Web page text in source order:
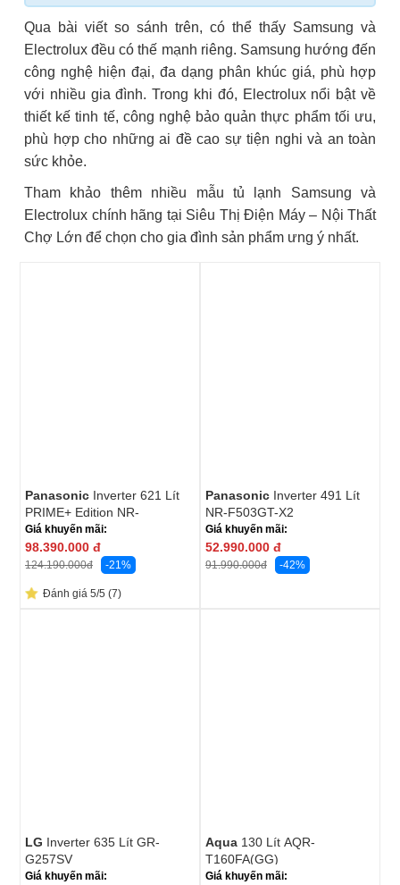
Qua bài viết so sánh trên, có thể thấy Samsung và
Electrolux đều có thế mạnh riêng. Samsung hướng đến
công nghệ hiện đại, đa dạng phân khúc giá, phù hợp
với nhiều gia đình. Trong khi đó, Electrolux nổi bật về
thiết kế tinh tế, công nghệ bảo quản thực phẩm tối ưu,
phù hợp cho những ai đề cao sự tiện nghi và an toàn
sức khỏe.
Tham khảo thêm nhiều mẫu tủ lạnh Samsung và
Electrolux chính hãng tại Siêu Thị Điện Máy – Nội Thất
Chợ Lớn để chọn cho gia đình sản phẩm ưng ý nhất.
Panasonic Inverter 621 Lít
PRIME+ Edition NR-
XY680YHHV
Giá khuyến mãi:
98.390.000 đ
124.190.000đ -21%
Đánh giá 5/5 (7)
Panasonic Inverter 491 Lít
NR-F503GT-X2
Giá khuyến mãi:
52.990.000 đ
91.990.000đ -42%
LG Inverter 635 Lít GR-
G257SV
Giá khuyến mãi:
Aqua 130 Lít AQR-
T160FA(GG)
Giá khuyến mãi: